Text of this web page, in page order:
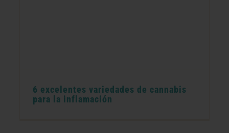
6 excelentes variedades de cannabis
para la inflamación